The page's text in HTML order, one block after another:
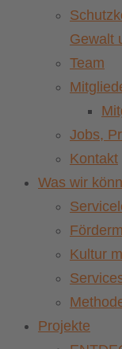
Gewalt
Team
Jobs,
Kontakt
Was wir
Kultur
Projekte